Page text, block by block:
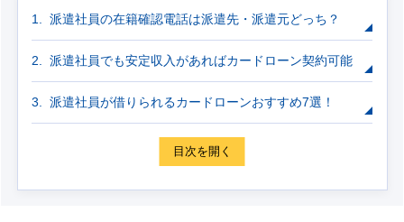
派遣社員の在籍確認電話は派遣先・派遣元どっち？
派遣社員でも安定収入があればカードローン契約可能
派遣社員が借りられるカードローンおすすめ7選！
目次を開く